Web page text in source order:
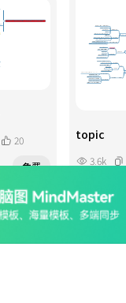
topic
3.6k
20
免费